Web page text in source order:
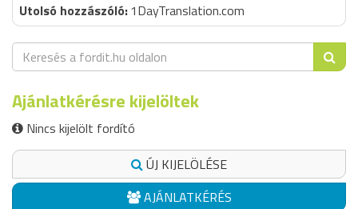
1DayTranslation.com
Ajánlatkérésre kijelöltek
Nincs kijelölt fordító
ÚJ KIJELÖLÉSE
AJÁNLATKÉRÉS